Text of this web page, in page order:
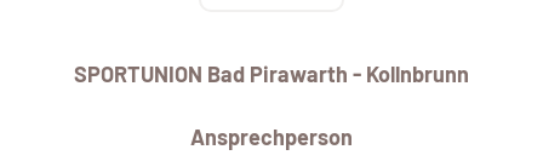
SPORTUNION Bad Pirawarth - Kollnbrunn
Ansprechperson